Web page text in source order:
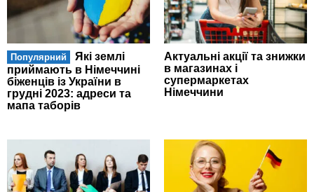
Популярний
Які землі
приймають в Німеччині
біженців із України в
грудні 2023: адреси та
мапа таборів
Актуальні акції та знижки
в магазинах і
супермаркетах
Німеччини